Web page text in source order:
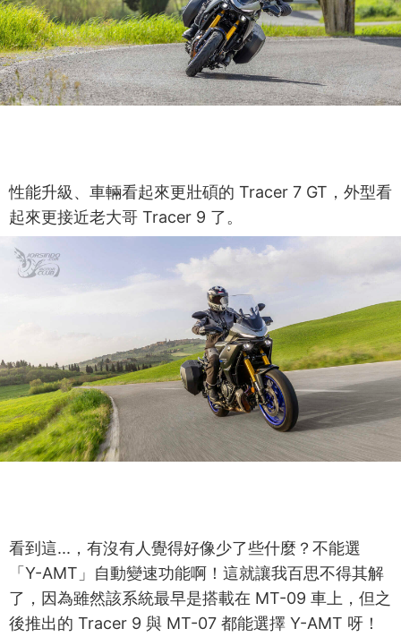
性能升級、車輛看起來更壯碩的 Tracer 7 GT，外型看
起來更接近老大哥 Tracer 9 了。
看到這...，有沒有人覺得好像少了些什麼？不能選
「Y-AMT」自動變速功能啊！這就讓我百思不得其解
了，因為雖然該系統最早是搭載在 MT-09 車上，但之
後推出的 Tracer 9 與 MT-07 都能選擇 Y-AMT 呀！